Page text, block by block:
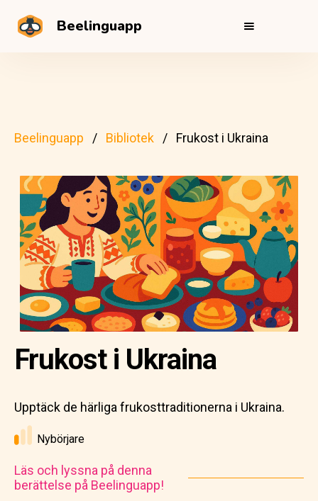
Beelinguapp
Beelinguapp Bibliotek Frukost i Ukraina
Frukost i Ukraina
Upptäck de härliga frukosttraditionerna i Ukraina.
Nybörjare
Läs och lyssna på denna
berättelse på Beelinguapp!